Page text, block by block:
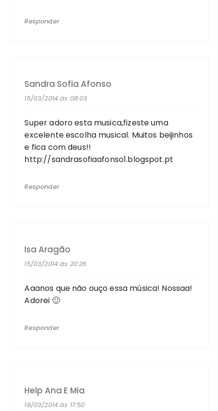
Responder
Sandra Sofia Afonso
15/03/2014 às 08:03
Super adoro esta musica,fizeste uma
excelente escolha musical. Muitos beijinhos
e fica com deus!!
http://sandrasofiaafonso1.blogspot.pt
Responder
Isa Aragão
15/03/2014 às 20:26
Aaanos que não ouço essa música! Nossaa!
Adorei 🙂
Responder
Help Ana E Mia
19/03/2014 às 17:50